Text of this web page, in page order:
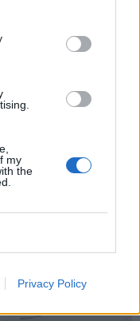
my
the
Privacy Policy